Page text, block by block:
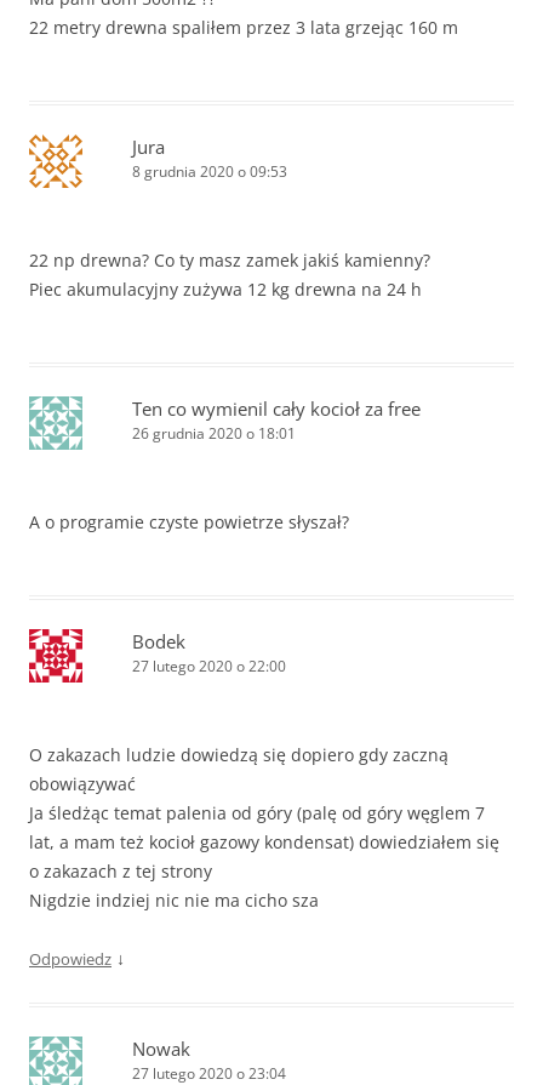
22 metry drewna spaliłem przez 3 lata grzejąc 160 m
Jura
8 grudnia 2020 o 09:53
22 np drewna? Co ty masz zamek jakiś kamienny?
Piec akumulacyjny zużywa 12 kg drewna na 24 h
Ten co wymienil cały kocioł za free
26 grudnia 2020 o 18:01
A o programie czyste powietrze słyszał?
Bodek
27 lutego 2020 o 22:00
O zakazach ludzie dowiedzą się dopiero gdy zaczną
obowiązywać
Ja śledżąc temat palenia od góry (palę od góry węglem 7
lat, a mam też kocioł gazowy kondensat) dowiedziałem się
o zakazach z tej strony
Nigdzie indziej nic nie ma cicho sza
Odpowiedz ↓
Nowak
27 lutego 2020 o 23:04